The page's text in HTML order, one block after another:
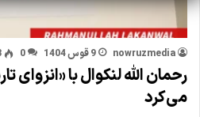
nowruzmedia 9 قوس 1404 0
رحمان الله لنکوال با
می‌کرد